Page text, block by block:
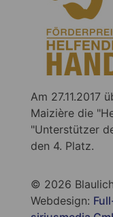
Am 27.11.2017
Maizière die
"Unterstützer
den 4. Platz.
© 2026
Webdesign: